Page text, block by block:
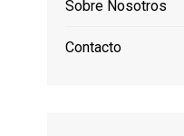
Sobre Nosotros
Contacto